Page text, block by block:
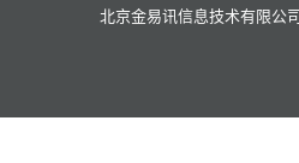
北京金易讯信息技术有限公